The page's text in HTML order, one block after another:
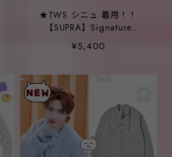
★TWS シニュ 着用！！
【SUPRA】Signature
Stone-Washed Ball Cap
(Yellow)
¥5,400